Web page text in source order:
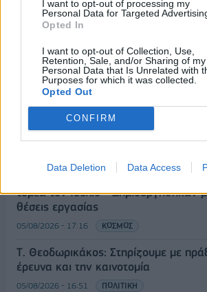
I want to opt-out of processing my
Personal Data for Targeted
Opted In
I want to opt-out of Collection, Use,
Retention, Sale, and/or Sharing of my
Personal Data that Is Unrelated with
Purposes for which it was collected.
Opted Out
CONFIRM
Data Deletion Data Access
05/08/2026 - 18:06 ΕΠΙΧΕΙΡΗΣΕΙΣ
προσαρμοσμένο EBITDA στα 1,2 δισ.
05/08/2026 - 17:51 ΕΝΕΡΓΕΙΑ
Όμιλος AKTOR: Εξαγοράζει το
και THALIS – Στρατηγική
Oil
τομέα τον Ιούλιο - Δημιουργήθηκαν
θέσεις εργασίας
05/08/2026 - 17:16 ΚΟΣΜΟΣ
Τ. Θεοδωρικάκος: Στηρίζουμε με
έρευνα και την καινοτομία
05/08/2026 - 16:51 ΠΟΛΙΤΙΚΗ